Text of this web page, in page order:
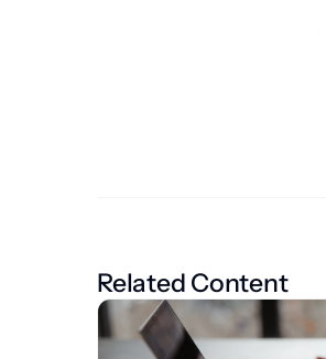
Related Content